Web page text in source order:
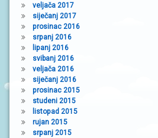
veljača 2017
siječanj 2017
prosinac 2016
srpanj 2016
lipanj 2016
svibanj 2016
veljača 2016
siječanj 2016
prosinac 2015
studeni 2015
listopad 2015
rujan 2015
srpanj 2015